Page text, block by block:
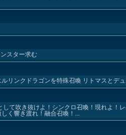
スター求む
リンクドラゴンを特殊召喚 リトマスとデ
て吹き抜けよ！シンクロ召喚！現れよ！
く響き渡れ！融合召喚！...